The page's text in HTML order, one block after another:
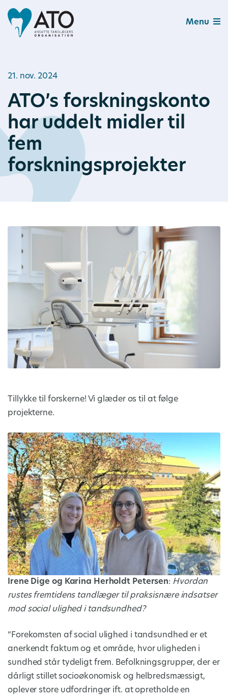
Menu
21. nov. 2024
ATO’s forskningskonto
har uddelt midler til
fem
forskningsprojekter
Tillykke til forskerne! Vi glæder os til at følge
projekterne.
Irene Dige og Karina Herholdt Petersen: Hvordan
rustes fremtidens tandlæger til praksisnære indsatser
mod social ulighed i tandsundhed?
“Forekomsten af social ulighed i tandsundhed er et
anerkendt faktum og et område, hvor uligheden i
sundhed står tydeligt frem. Befolkningsgrupper, der er
dårligt stillet socioøkonomisk og helbredsmæssigt,
oplever store udfordringer ift. at opretholde en